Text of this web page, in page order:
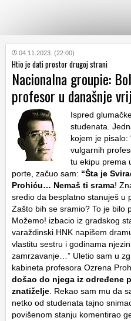
KATEGORIJE
HRVATSKI
WEB
04.11.2023. (22:00)
Htio je dati prostor drugoj strani
Nacionalna groupie:
profesor u današnje
Ispred
studenata.
kojem je pisalo:
vulgarnih
tu ekipu prema
porte, začuo sam: “Šta je
Prohiću… Nemaš ti srama!
sredio da besplatno stanuješ u
Zašto bih se sramio? To je bilo
Možemo! izbacio iz gradskog
varaždinski HNK napišem
vlastitu sestru i godinama
zamrzavanje…” Uletio sam u
kabineta profesora Ozrena
došao do njega iz određene
znatiželje . Rekao sam mu da
netko od studenata tajno
povišenom stanju komentirao